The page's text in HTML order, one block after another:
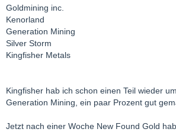
Goldmining inc.
Kenorland
Generation Mining
Silver Storm
Kingfisher Metals
Kingfisher hab ich schon einen Teil wieder
Generation Mining, ein paar Prozent gut
Jetzt nach einer Woche New Found Gold